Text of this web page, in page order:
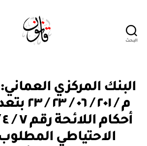
البحث
التصنيفات
البنك المركزي
م / ٢٠١ /
الاحتياطي
بو